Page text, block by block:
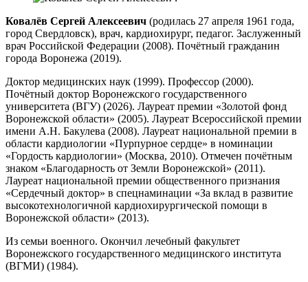
Ковалёв Сергей Алексеевич (родилась 27 апреля 1961 года,
город Свердловск), врач, кардиохирург, педагог. Заслуженный
врач Российской Федерации (2008). Почётный гражданин
города Воронежа (2019).
Доктор медицинских наук (1999). Профессор (2000).
Почётный доктор Воронежского государственного
университета (ВГУ) (2026). Лауреат премии «Золотой фонд
Воронежской области» (2005). Лауреат Всероссийской премии
имени А.Н. Бакулева (2008). Лауреат национальной премии в
области кардиологии «Пурпурное сердце» в номинации
«Гордость кардиологии» (Москва, 2010). Отмечен почётным
знаком «Благодарность от Земли Воронежской» (2011).
Лауреат национальной премии общественного признания
«Сердечный доктор» в спецнаминации «За вклад в развитие
высокотехнологичной кардиохирургической помощи в
Воронежской области» (2013).
Из семьи военного. Окончил лечебный факультет
Воронежского государственного медицинского института
(ВГМИ) (1984).